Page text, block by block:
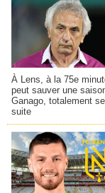
À Lens, à la 75e
peut sauver une
Ganago, totalement
suite